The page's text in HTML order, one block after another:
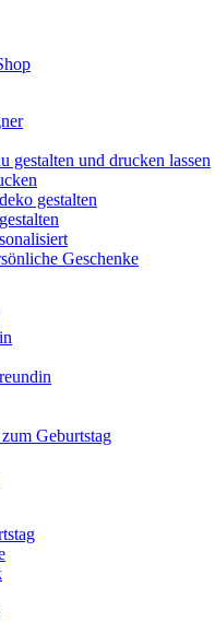
gestalten und drucken lassen
gestalten
Geschenke
Geburtstag